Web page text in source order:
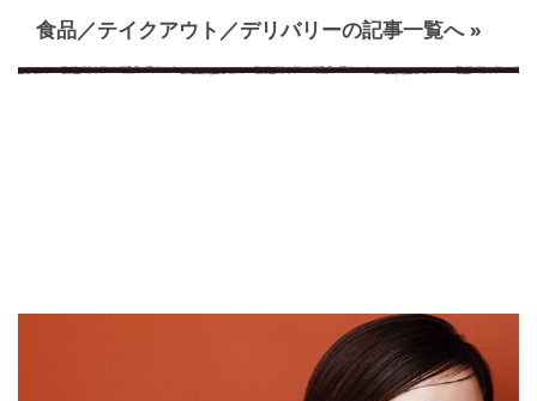
食品／テイクアウト／デリバリーの記事一覧へ »